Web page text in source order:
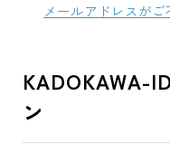
メールアドレスが
KADOKAWA-
ン